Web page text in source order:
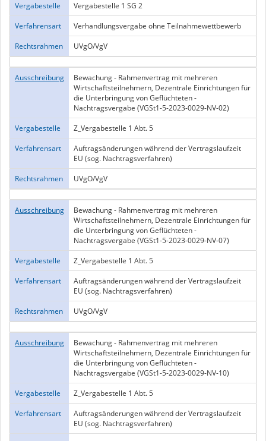
Vergabestelle
Vergabestelle 1 SG 2
Verfahrensart
Verhandlungsvergabe ohne Teilnahmewettbewerb
Rechtsrahmen
UVgO/VgV
Ausschreibung
Bewachung - Rahmenvertrag mit mehreren
Wirtschaftsteilnehmern, Dezentrale Einrichtungen für
die Unterbringung von Geflüchteten -
Nachtragsvergabe (VGSt1-5-2023-0029-NV-02)
Vergabestelle
Z_Vergabestelle 1 Abt. 5
Verfahrensart
Auftragsänderungen während der Vertragslaufzeit
EU (sog. Nachtragsverfahren)
Rechtsrahmen
UVgO/VgV
Ausschreibung
Bewachung - Rahmenvertrag mit mehreren
Wirtschaftsteilnehmern, Dezentrale Einrichtungen für
die Unterbringung von Geflüchteten -
Nachtragsvergabe (VGSt1-5-2023-0029-NV-07)
Vergabestelle
Z_Vergabestelle 1 Abt. 5
Verfahrensart
Auftragsänderungen während der Vertragslaufzeit
EU (sog. Nachtragsverfahren)
Rechtsrahmen
UVgO/VgV
Ausschreibung
Bewachung - Rahmenvertrag mit mehreren
Wirtschaftsteilnehmern, Dezentrale Einrichtungen für
die Unterbringung von Geflüchteten -
Nachtragsvergabe (VGSt1-5-2023-0029-NV-10)
Vergabestelle
Z_Vergabestelle 1 Abt. 5
Verfahrensart
Auftragsänderungen während der Vertragslaufzeit
EU (sog. Nachtragsverfahren)